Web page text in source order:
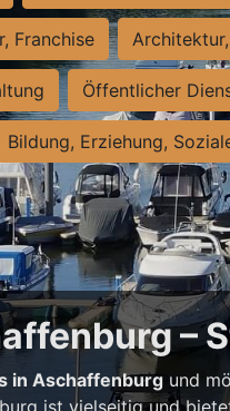
Franchise
Öffentlicher
Bildung, Erziehung,
–
in Aschaffenburg und